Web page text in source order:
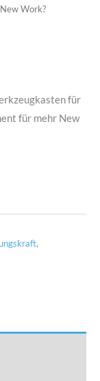
Work?
für
für mehr New
,